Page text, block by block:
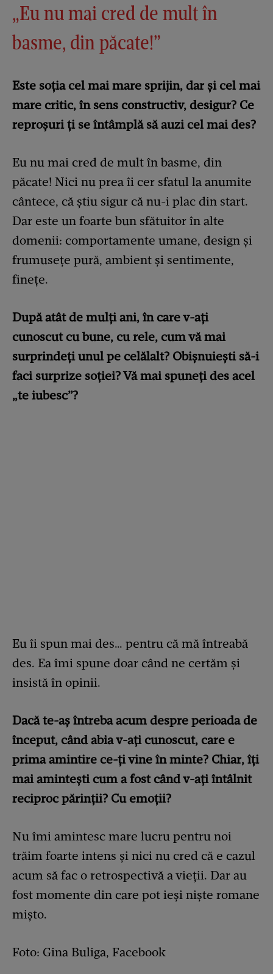
„Eu nu mai cred de mult în
basme, din păcate!”
Este soția cel mai mare sprijin, dar și cel mai
mare critic, în sens constructiv, desigur? Ce
reproșuri ți se întâmplă să auzi cel mai des?
Eu nu mai cred de mult în basme, din
păcate! Nici nu prea îi cer sfatul la anumite
cântece, că știu sigur că nu-i plac din start.
Dar este un foarte bun sfătuitor în alte
domenii: comportamente umane, design și
frumusețe pură, ambient și sentimente,
finețe.
După atât de mulți ani, în care v-ați
cunoscut cu bune, cu rele, cum vă mai
surprindeți unul pe celălalt? Obișnuiești să-i
faci surprize soției? Vă mai spuneți des acel
„te iubesc”?
Eu îi spun mai des… pentru că mă întreabă
des. Ea îmi spune doar când ne certăm și
insistă în opinii.
Dacă te-aș întreba acum despre perioada de
început, când abia v-ați cunoscut, care e
prima amintire ce-ți vine în minte? Chiar, îți
mai amintești cum a fost când v-ați întâlnit
reciproc părinții? Cu emoții?
Nu îmi amintesc mare lucru pentru noi
trăim foarte intens și nici nu cred că e cazul
acum să fac o retrospectivă a vieții. Dar au
fost momente din care pot ieși niște romane
mișto.
Foto: Gina Buliga, Facebook